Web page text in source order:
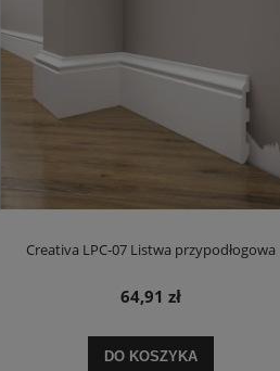
Spiek kwarcowy Saint Denis Verde 120x260
5,6mm poler coverlam
Creativa LPC-07 Listwa przypodłogowa
64,91 zł
DO KOSZYKA